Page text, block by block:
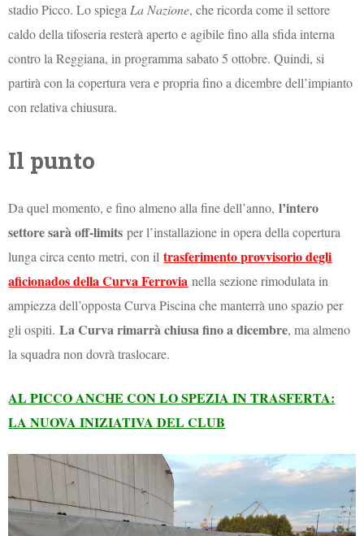
stadio Picco. Lo spiegaLa Nazione, che ricorda come il settore
caldo della tifoseria resterà aperto e agibile fino alla sfida interna
contro la Reggiana, in programma sabato 5 ottobre. Quindi, si
partirà con la copertura vera e propria fino a dicembre dell’impianto
con relativa chiusura.
Il punto
Da quel momento, e fino almeno alla fine dell’anno, l’intero
settore sarà off-limits per l’installazione in opera della copertura
lunga circa cento metri, con il trasferimento provvisorio degli
aficionados della Curva Ferrovia nella sezione rimodulata in
ampiezza dell’opposta Curva Piscina che manterrà uno spazio per
gli ospiti.La Curva rimarrà chiusa fino a dicembre, ma almeno
la squadra non dovrà traslocare.
AL PICCO ANCHE CON LO SPEZIA IN TRASFERTA:
LA NUOVA INIZIATIVA DEL CLUB